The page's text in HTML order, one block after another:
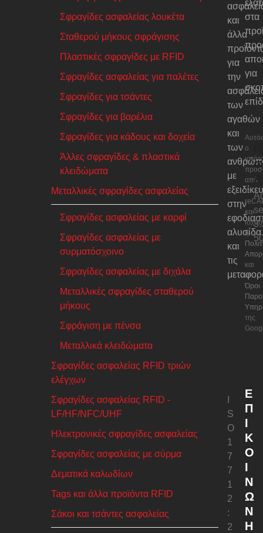
Σφραγίδες ασφαλείας λουκέτα
Σταθερού μήκους σφράγισης
Πλαστικές σφραγίδες με RFID
Σφραγίδες ασφαλείας για παλέτες
Σφραγίδες για τσάντες
Σφραγίδες για βαρέλια
Σφραγίδες για κάδους και δοχεία
Άλλες σφραγίδες & πλαστικά
κλειδώματα
Μεταλλικές σφραγίδες ασφαλείας
Σφραγίδες ασφαλείας με καρφί
Σφραγίδες ασφαλείας με
συρματόσχοινο
Σφραγίδες ασφαλείας με διχάλα
Μεταλλικές σφραγίδες σταθερού
μήκους
Σφράγιση με πένσα
Μεταλλικά κλειδώματα
Σφραγίδες ασφαλείας RFID τριών
ελέγχων
Σφραγίδες ασφαλείας RFID -
LF/HF/NFC/UHF
Ηλεκτρονικές σφραγίδες ασφαλείας
Σφραγίδες ασφαλείας με σύρμα
Δεματικά καλωδίων
Tags και άλλα προϊόντα RFID
Σάκοι και τσάντες ασφαλείας
και
άλλα
για
την
των
αγαθών
και
των
με
στην
αλυσίδα
και
τις
στα
για
Αυτός
ο
από
το
και
η
και
οι
Όροι
της
S
O
1
7
7
1
2
:
2
Ε
Π
Ι
Κ
Ο
Ι
Ν
Ω
Ν
Ή